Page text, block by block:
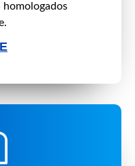
homologados